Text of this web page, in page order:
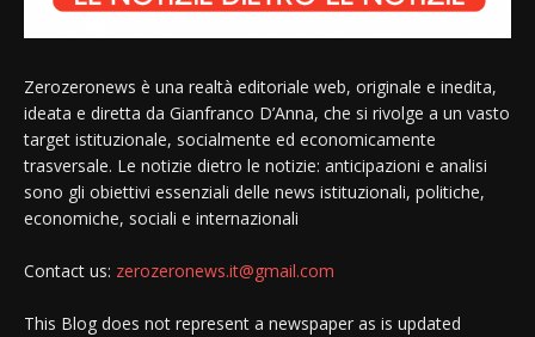
Zerozeronews è una realtà editoriale web, originale e inedita,
ideata e diretta da Gianfranco D’Anna, che si rivolge a un vasto
target istituzionale, socialmente ed economicamente
trasversale. Le notizie dietro le notizie: anticipazioni e analisi
sono gli obiettivi essenziali delle news istituzionali, politiche,
economiche, sociali e internazionali
Contact us: zerozeronews.it@gmail.com
This Blog does not represent a newspaper as is updated